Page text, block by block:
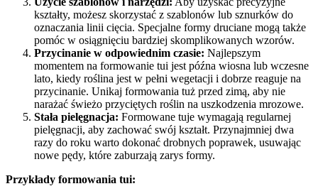
kształty, możesz skorzystać z szablonów lub sznurków do
oznaczania linii cięcia. Specjalne formy druciane mogą także
pomóc w osiągnięciu bardziej skomplikowanych wzorów.
Przycinanie w odpowiednim czasie: Najlepszym
momentem na formowanie tui jest późna wiosna lub wczesne
lato, kiedy roślina jest w pełni wegetacji i dobrze reaguje na
przycinanie. Unikaj formowania tuż przed zimą, aby nie
narażać świeżo przyciętych roślin na uszkodzenia mrozowe.
Stała pielęgnacja: Formowane tuje wymagają regularnej
pielęgnacji, aby zachować swój kształt. Przynajmniej dwa
razy do roku warto dokonać drobnych poprawek, usuwając
nowe pędy, które zaburzają zarys formy.
Przykłady formowania tui: